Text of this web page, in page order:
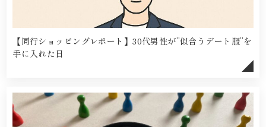
【同行ショッピングレポート】30代男性が”似合うデート服”を
手に入れた日